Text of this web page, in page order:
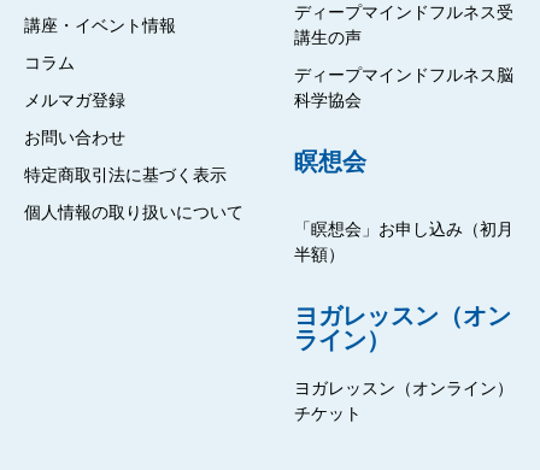
講座・イベント情報
コラム
メルマガ登録
お問い合わせ
特定商取引法に基づく表示
個人情報の取り扱いについて
ディープマインドフルネス受
講生の声
ディープマインドフルネス脳
科学協会
瞑想会
「瞑想会」お申し込み（初月
半額）
ヨガレッスン（オン
ライン）
ヨガレッスン（オンライン）
チケット